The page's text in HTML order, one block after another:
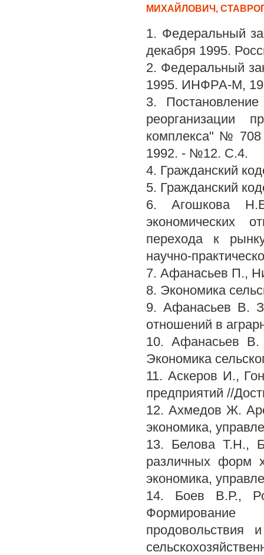
МИХАЙЛОВИЧ,
1. Федеральный
декабря 1995.
2. Федеральный
1995. ИНФРА-М,
3.
реорганизации
комплекса" № 708
1992. - №12. С.4.
4. Гражданский
5. Гражданский
6. Агошкова Н.Е.
экономических
перехода к
научно-
7. Афанасьев П.,
8. Экономика
9. Афанасьев В.
отношений в
10. Афанасьев В.
Экономика
11. Аскеров И.,
предприятий //
12. Ахмедов Ж.
экономика,
13. Белова Т.Н.,
различных форм
экономика,
14. Боев В.Р.,
Формирование
продовольствия